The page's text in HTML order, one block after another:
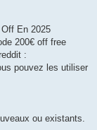
En 2025
200€ off free
:
pouvez les utiliser
ou existants.